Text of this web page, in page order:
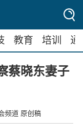
教育 培训 通
蔡晓东妻子
频道 原创稿